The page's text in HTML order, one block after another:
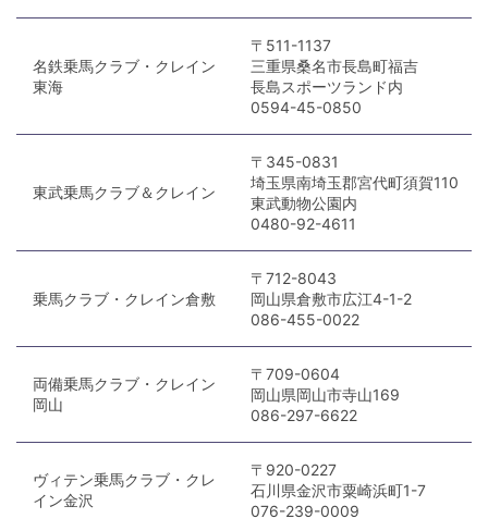
名鉄乗馬クラブ・クレイン
東海
〒511-1137
三重県桑名市長島町福吉
長島スポーツランド内
0594-45-0850
東武乗馬クラブ＆クレイン
〒345-0831
埼玉県南埼玉郡宮代町須賀110
東武動物公園内
0480-92-4611
乗馬クラブ・クレイン倉敷
〒712-8043
岡山県倉敷市広江4-1-2
086-455-0022
両備乗馬クラブ・クレイン
岡山
〒709-0604
岡山県岡山市寺山169
086-297-6622
ヴィテン乗馬クラブ・クレ
イン金沢
〒920-0227
石川県金沢市粟崎浜町1-7
076-239-0009